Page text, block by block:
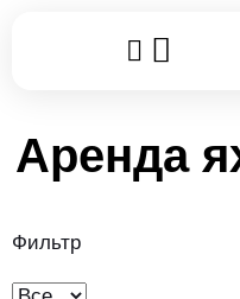
Аренда
Фильтр